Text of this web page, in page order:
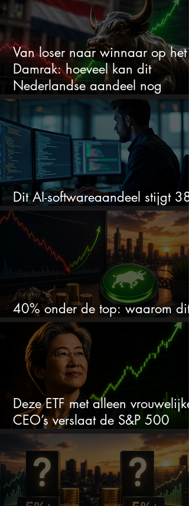
Van loser naar winnaar op het
Damrak: hoeveel kan dit
Nederlandse aandeel nog
stijgen?
Dit AI-softwareaandeel stijgt
en zet de SaaS-crash op zijn
40% onder de top: waarom dit
aandeel weer interessant wordt
Deze ETF met alleen vrouwelijke
CEO’s verslaat de S&P 500
keihard